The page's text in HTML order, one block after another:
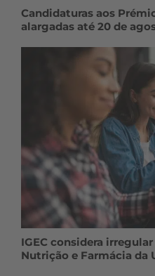
Candidaturas aos
alargadas até 20 de
IGEC considera
Nutrição e Farmácia da